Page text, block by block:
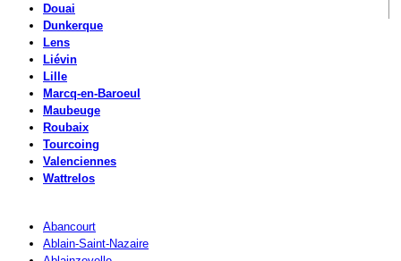
Douai
Dunkerque
Lens
Liévin
Lille
Marcq-en-Baroeul
Maubeuge
Roubaix
Tourcoing
Valenciennes
Wattrelos
Abancourt
Ablain-Saint-Nazaire